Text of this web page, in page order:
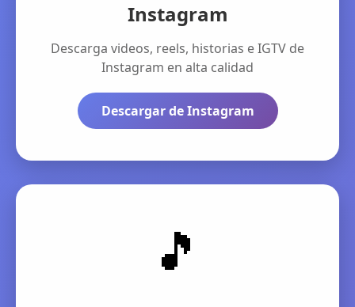
Instagram
Descarga videos, reels, historias e IGTV de
Instagram en alta calidad
Descargar de Instagram
🎵